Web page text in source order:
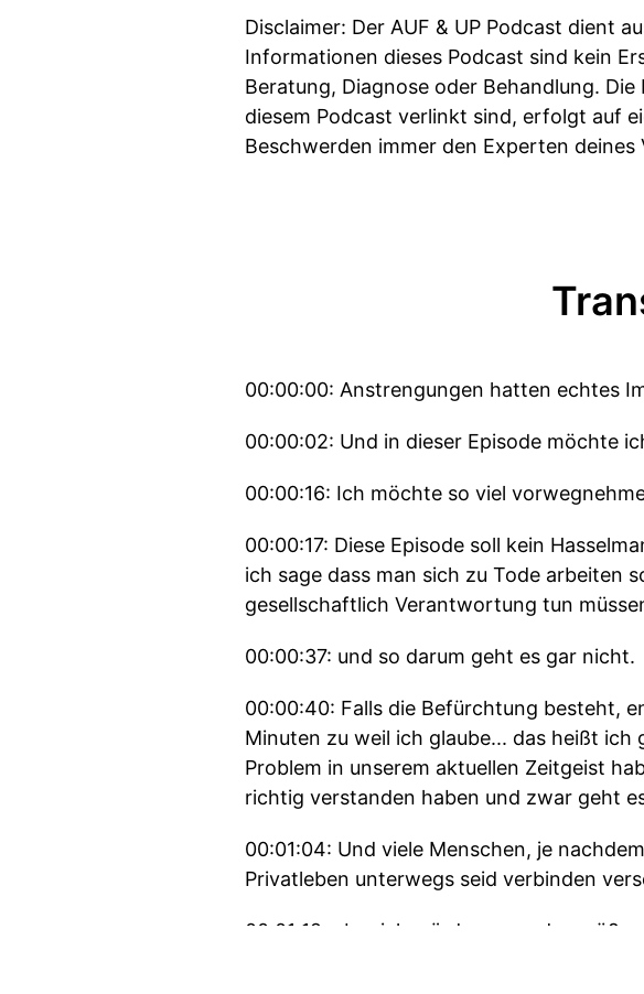
Disclaimer: Der AUF & UP Podcast dient
Informationen dieses Podcast sind kein
Beratung, Diagnose oder Behandlung.
diesem Podcast verlinkt sind, erfolgt auf
Beschwerden immer den Experten deines
00:00:00: Anstrengungen hatten echtes
00:00:02: Und in dieser Episode möchte
00:00:16: Ich möchte so viel
00:00:17: Diese Episode soll kein
ich sage dass man sich zu Tode arbeiten
gesellschaftlich Verantwortung tun
00:00:37: und so darum geht es gar nicht.
00:00:40: Falls die Befürchtung besteht,
Minuten zu weil ich glaube... das heißt
Problem in unserem aktuellen Zeitgeist
richtig verstanden haben und zwar geht
00:01:04: Und viele Menschen, je
Privatleben unterwegs seid verbinden
00:01:12: aber ich würde sagen der